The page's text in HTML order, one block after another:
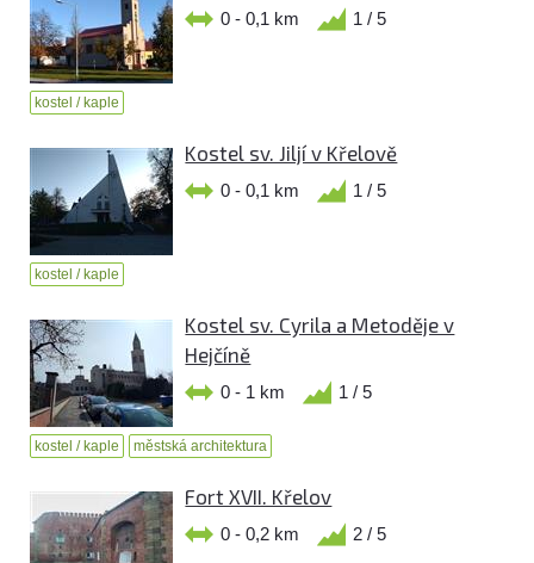
0 - 0,1 km 1 / 5
kostel / kaple
Kostel sv. Jiljí v Křelově
0 - 0,1 km 1 / 5
kostel / kaple
Kostel sv. Cyrila a Metoděje v
Hejčíně
0 - 1 km 1 / 5
kostel / kaple městská architektura
Fort XVII. Křelov
0 - 0,2 km 2 / 5